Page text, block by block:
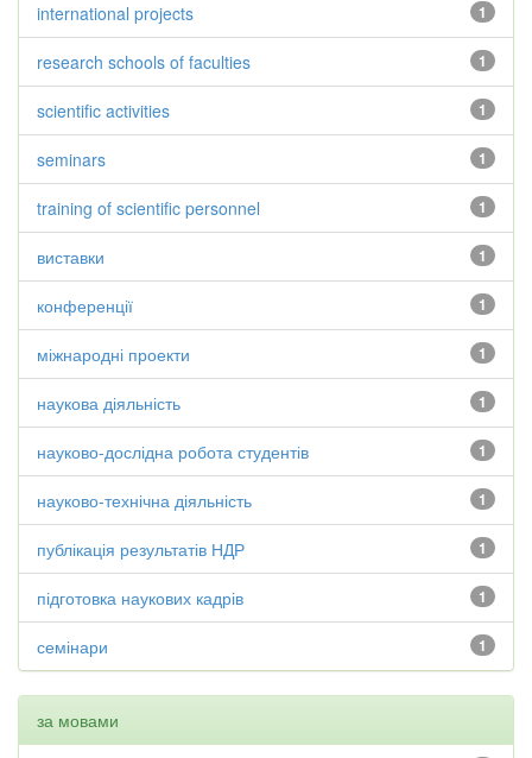
1
international projects
1
research schools of faculties
1
scientific activities
1
seminars
1
training of scientific personnel
1
виставки
1
конференції
1
міжнародні проекти
1
наукова діяльність
1
науково-дослідна робота студентів
1
науково-технічна діяльність
1
публікація результатів НДР
1
підготовка наукових кадрів
1
семінари
за мовами